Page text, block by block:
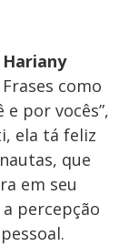
Hariany
como
e por vocês”,
ela tá feliz
que
em seu
percepção